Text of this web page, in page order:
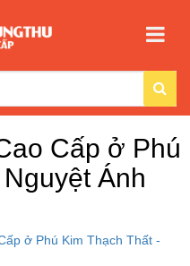
Cấp ở Phú
Ánh
ở Phú Kim Thạch Thất -